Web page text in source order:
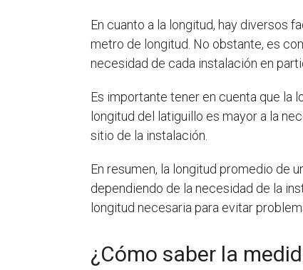
En cuanto a la longitud, hay diversos
metro de longitud. No obstante, es
necesidad de cada instalación en
Es importante tener en cuenta que la
longitud del latiguillo es mayor a la
sitio de la instalación.
En resumen, la longitud promedio de
dependiendo de la necesidad de la
longitud necesaria para evitar
¿Cómo saber la